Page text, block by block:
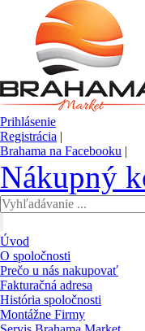
Prihlásenie
Registrácia |
Brahama na Facebooku |
Nákupný
Úvod
O spoločnosti
Prečo u nás nakupovať
Fakturačná adresa
História spoločnosti
Montážne Firmy